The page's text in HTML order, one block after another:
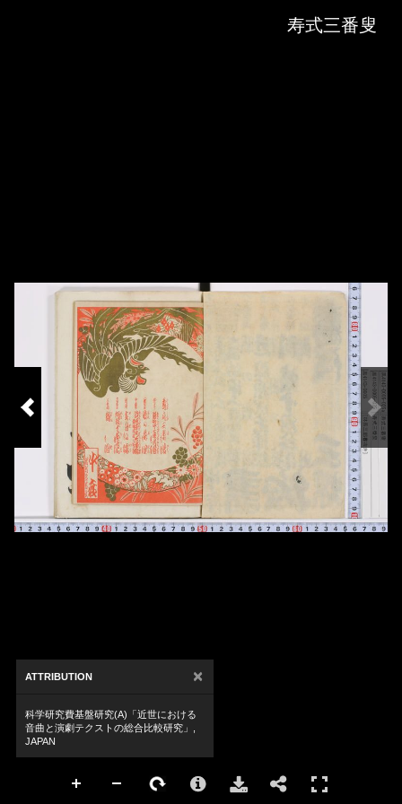
寿式三番叟
ATTRIBUTION ×
科学研究費基盤研究(A)「近世における
音曲と演劇テクストの総合比較研究」,
JAPAN